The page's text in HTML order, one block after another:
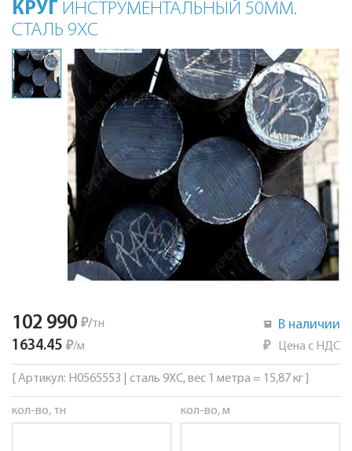
КРУГ ИНСТРУМЕНТАЛЬНЫЙ 50ММ.
СТАЛЬ 9ХС
102 990 ₽/тн
1634.45 ₽/м
В наличии
₽ Цена с НДС
[ Артикул: Н0565553 | сталь 9ХС, вес 1 метра = 15,87 кг ]
кол-во, тн кол-во, м